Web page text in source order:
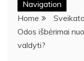
Navigation
Home
Sveikata
Odos išbėrimai
valdyti?